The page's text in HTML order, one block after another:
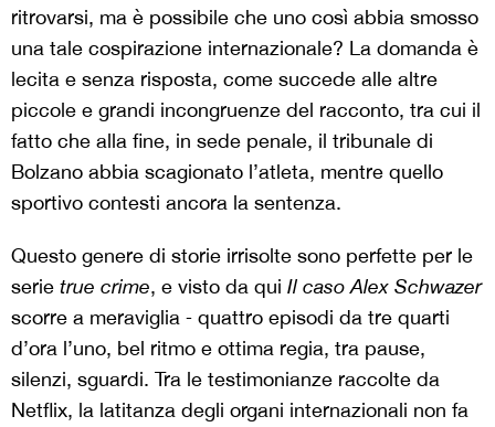
ritrovarsi, ma è possibile che uno così abbia smosso
una tale cospirazione internazionale? La domanda è
lecita e senza risposta, come succede alle altre
piccole e grandi incongruenze del racconto, tra cui il
fatto che alla fine, in sede penale, il tribunale di
Bolzano abbia scagionato l’atleta, mentre quello
sportivo contesti ancora la sentenza.
Questo genere di storie irrisolte sono perfette per le
serie true crime, e visto da qui Il caso Alex Schwazer
scorre a meraviglia ‒ quattro episodi da tre quarti
d’ora l’uno, bel ritmo e ottima regia, tra pause,
silenzi, sguardi. Tra le testimonianze raccolte da
Netflix, la latitanza degli organi internazionali non fa